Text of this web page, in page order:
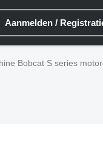
Aanmelden /
Bobcat S series